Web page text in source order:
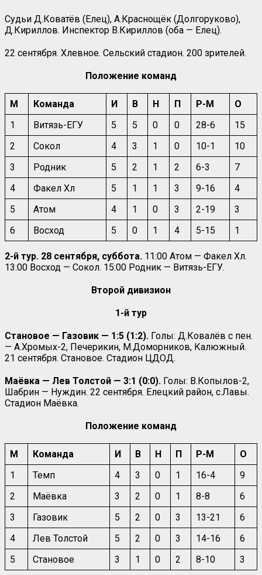
Судьи Д.Коватёв (Елец), А.Краснощёк (Долгоруково),
Д.Кириллов. Инспектор В.Кириллов (оба — Елец).
22 сентября. Хлевное. Сельский стадион. 200 зрителей.
Положение команд
М Команда И В Н П Р-М
О
1
Витязь-ЕГУ 5 5 0 0 28-6
15
2
Сокол 4 3 1 0 10-1
10
3
Родник 5 2 1 2 6-3
7
4
Факел Хл 5 1 1 3 9-16
4
5
Атом 4 1 0 3 2-19
3
6
Восход 5 0 1 4 5-15 1
2-й тур. 28 сентября, суббота. 11:00 Атом — Факел Хл.
13:00 Восход — Сокол. 15:00 Родник — Витязь-ЕГУ.
Второй дивизион
1-й тур
Становое — Газовик — 1:5 (1:2). Голы: Д.Ковалёв с пен.
— А.Хромых-2, Печерикин, М.Доморников, Калюжный.
21 сентября. Становое. Стадион ЦДОД.
Маёвка — Лев Толстой — 3:1 (0:0). Голы: В.Копылов-2,
Шабрин — Нуждин. 22 сентября. Елецкий район, с.Лавы.
Стадион Маёвка.
Положение команд
М Команда И В Н П Р-М
О
1
Темп 4 3 0 1 16-4
9
2
Маёвка 3 2 0 1 8-8
6
3
Газовик 5 2 0 3 13-21
6
4
Лев Толстой 5 2 0 3 14-16
6
5
Становое 3 1 0 2 8-10 3